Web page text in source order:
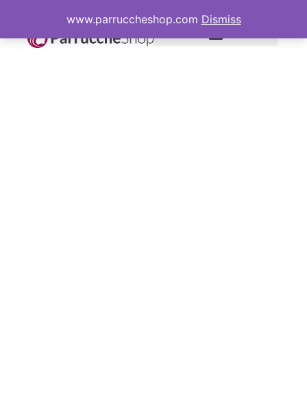
www.parruccheshop.com Dismiss